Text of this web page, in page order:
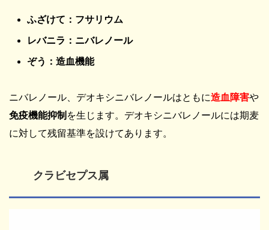
ふざけて：フサリウム
レバニラ：ニバレノール
ぞう：造血機能
ニバレノール、デオキシニバレノールはともに造血障害や
免疫機能抑制 を生じます。デオキシニバレノールには期麦
に対して残留基準を設けてあります。
クラビセプス属